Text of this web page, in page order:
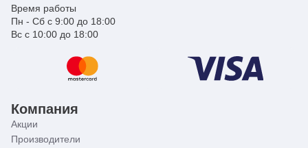
Время работы
Пн - Сб с 9:00 до 18:00
Вс с 10:00 до 18:00
Компания
Акции
Производители